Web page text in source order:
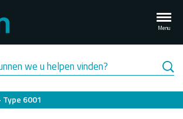
Menu
we u helpen vinden?
Type 6001